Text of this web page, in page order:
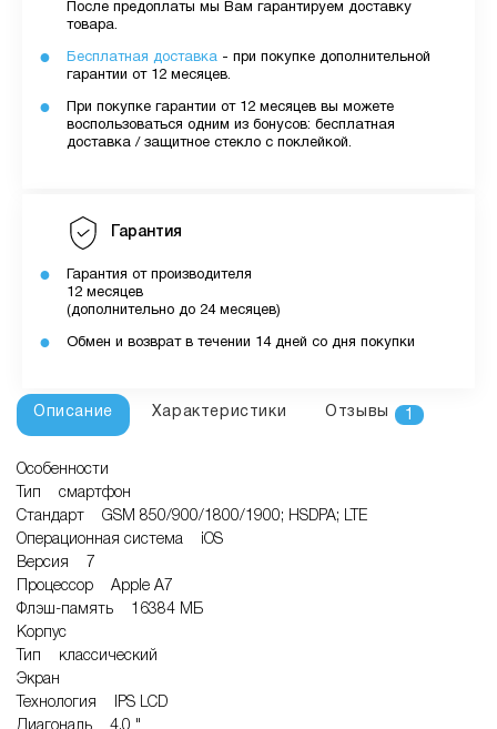
После предоплаты мы Вам гарантируем доставку
товара.
Бесплатная доставка - при покупке дополнительной
гарантии от 12 месяцев.
При покупке гарантии от 12 месяцев вы можете
воспользоваться одним из бонусов: бесплатная
доставка / защитное стекло с поклейкой.
Гарантия
Гарантия от производителя
12 месяцев
(дополнительно до 24 месяцев)
Обмен и возврат в течении 14 дней со дня покупки
Описание Характеристики Отзывы 1
Особенности
Тип смартфон
Стандарт GSM 850/900/1800/1900; HSDPA; LTE
Операционная система iOS
Версия 7
Процессор Apple A7
Флэш-память 16384 МБ
Корпус
Тип классический
Экран
Технология IPS LCD